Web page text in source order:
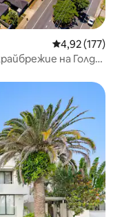
Средна
4,92 (177)
на Голд